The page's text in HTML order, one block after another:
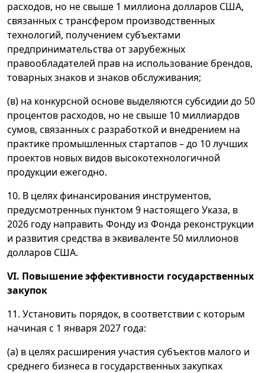
расходов, но не свыше 1 миллиона долларов США,
связанных с трансфером производственных
технологий, получением субъектами
предпринимательства от зарубежных
правообладателей прав на использование брендов,
товарных знаков и знаков обслуживания;
(в) на конкурсной основе выделяются субсидии до 50
процентов расходов, но не свыше 10 миллиардов
сумов, связанных с разработкой и внедрением на
практике промышленных стартапов – до 10 лучших
проектов новых видов высокотехнологичной
продукции ежегодно.
10. В целях финансирования инструментов,
предусмотренных пунктом 9 настоящего Указа, в
2026 году направить Фонду из Фонда реконструкции
и развития средства в эквиваленте 50 миллионов
долларов США.
VI. Повышение эффективности государственных
закупок
11. Установить порядок, в соответствии с которым
начиная с 1 января 2027 года:
(а) в целях расширения участия субъектов малого и
среднего бизнеса в государственных закупках